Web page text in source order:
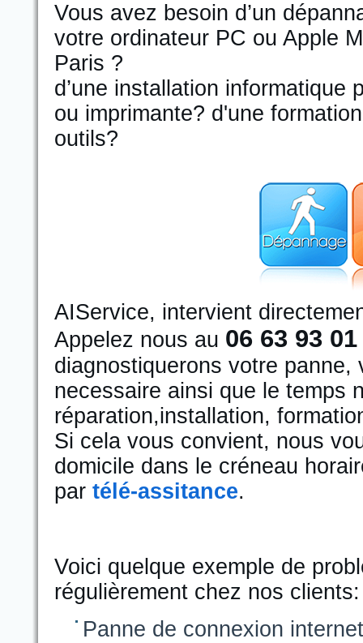
Vous avez besoin d’un
votre ordinateur PC ou Apple
Paris ?
d’une installation informatique
ou imprimante? d'une
outils?
AIService, intervient
Appelez nous au 06 63 93
diagnostiquerons votre
necessaire ainsi que le temps
réparation,installation,
Si cela vous convient, nous
domicile dans le créneau
par télé-assitance.
Voici quelque exemple de
régulièrement chez nos clients:
Panne de connexion